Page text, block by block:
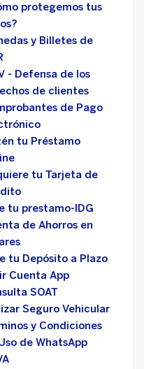
protegemos tus
y Billetes de
- Defensa de los
de clientes
de Pago
tu Préstamo
tu Tarjeta de
tu prestamo-IDG
de Ahorros en
tu Depósito a Plazo
Cuenta App
SOAT
Seguro Vehicular
y Condiciones
de WhatsApp